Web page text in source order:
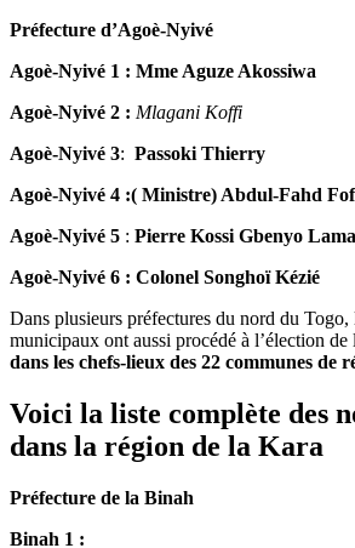
Préfecture d’Agoè-Nyivé
Agoè-Nyivé 1 : Mme Aguze Akossiwa
Agoè-Nyivé 2 : Mlagani Koffi
Agoè-Nyivé 3: Passoki Thierry
Agoè-Nyivé 4 :( Ministre) Abdul-Fahd
Agoè-Nyivé 5 : Pierre Kossi Gbenyo
Agoè-Nyivé 6 : Colonel Songhoï Kézié
Dans plusieurs préfectures du nord du Togo,
municipaux ont aussi procédé à l’élection de
dans les chefs-lieux des 22 communes de
Voici la liste complète des
dans la région de la Kara
Préfecture de la Binah
Binah 1 :